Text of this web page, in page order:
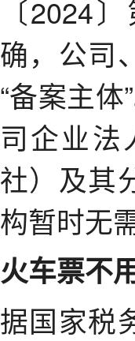
〔2024
确，公司
“备案主
司企业法
社）及其
构暂时无
火车票不
据国家税